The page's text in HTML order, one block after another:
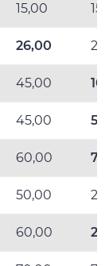
15,00
26,00
45,00
45,00
60,00
50,00
60,00